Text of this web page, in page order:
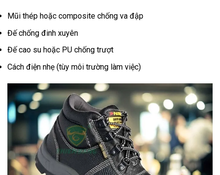
Mũi thép hoặc composite chống va đập
Đế chống đinh xuyên
Đế cao su hoặc PU chống trượt
Cách điện nhẹ (tùy môi trường làm việc)